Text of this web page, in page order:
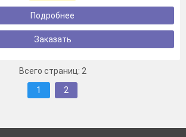
Подробнее
Заказать
Всего страниц: 2
1
2